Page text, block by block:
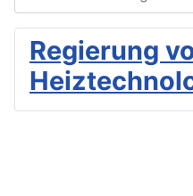
Regierung